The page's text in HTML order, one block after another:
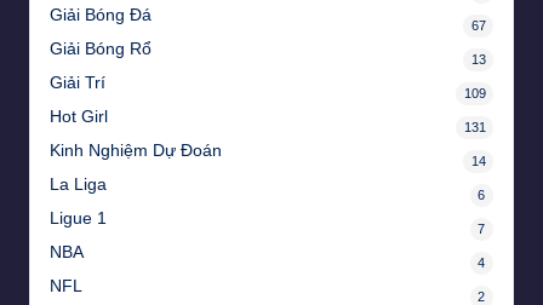
Giải Bóng Đá
67
Giải Bóng Rổ
13
Giải Trí
109
Hot Girl
131
Kinh Nghiệm Dự Đoán
14
La Liga
6
Ligue 1
7
NBA
4
NFL
2